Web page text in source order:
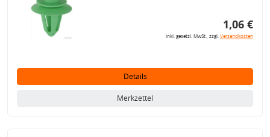
1,06 €
inkl. gesetzl. MwSt., zzgl.Versandkosten
Details
Merkzettel